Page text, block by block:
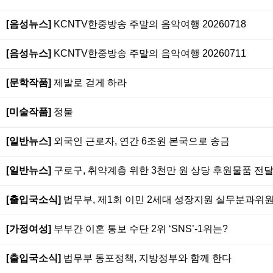
[음성뉴스] KCNTV한중방송 주말의 음악여행 20260718
[음성뉴스] KCNTV한중방송 주말의 음악여행 20260711
[문학작품] 제발로 걷게 하라
[미술작품] 정물
[일반뉴스] 외국인 근로자, 연간 6조원 본국으로 송금
[일반뉴스] 구로구, 취약계층 위한 3천만 원 상당 후원물품 전달
[출입국소식] 법무부, 제1회 이민 2세대 성장지원 실무분과위
[가정여성] 부부간 이혼 통보 수단 2위 ‘SNS’-1위는?
[출입국소식] 법무부 동포정책, 지방정부와 함께 한다